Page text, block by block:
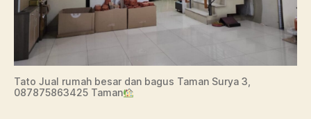
Tato Jual rumah besar dan bagus Taman Surya 3,
087875863425 Taman